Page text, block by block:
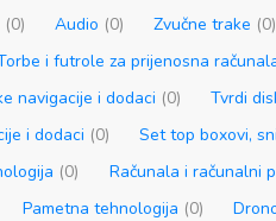
(0) Audio (0) Zvučne trake (0)
i futrole za prijenosna
navigacije i dodaci (0) Tvrdi
i dodaci (0) Set top boxovi,
(0) Računala i računalni
Pametna tehnologija (0)